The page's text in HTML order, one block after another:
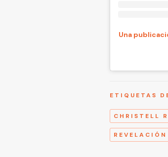
Una
ETIQUETAS
CHRISTELL